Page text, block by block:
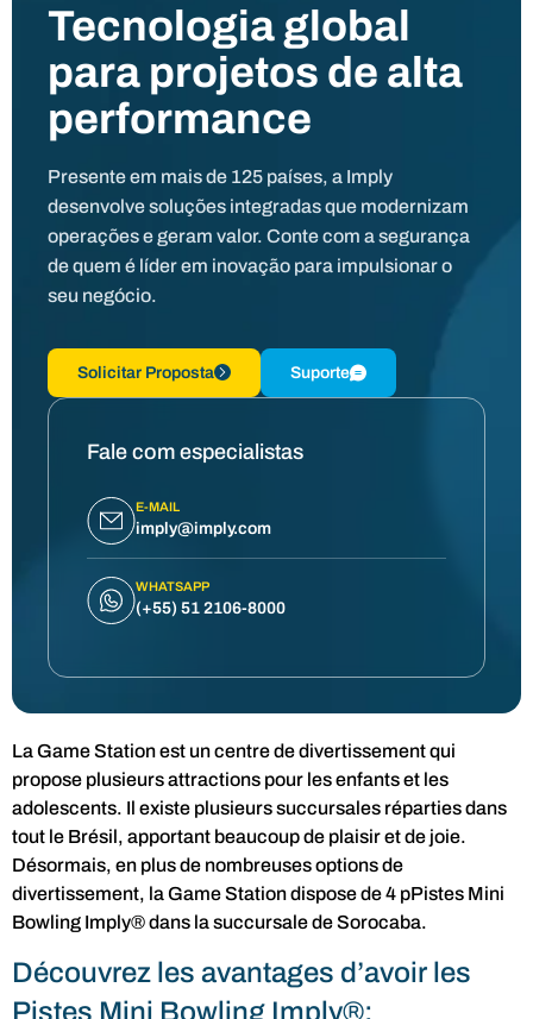
Tecnologia global
para projetos de alta
performance
Presente em mais de 125 países, a Imply
desenvolve soluções integradas que modernizam
operações e geram valor. Conte com a segurança
de quem é líder em inovação para impulsionar o
seu negócio.
Solicitar Proposta Suporte
Fale com especialistas
E-MAIL
imply@imply.com
WHATSAPP
(+55) 51 2106-8000
La Game Station est un centre de divertissement qui
propose plusieurs attractions pour les enfants et les
adolescents. Il existe plusieurs succursales réparties dans
tout le Brésil, apportant beaucoup de plaisir et de joie.
Désormais, en plus de nombreuses options de
divertissement, la Game Station dispose de 4 pPistes Mini
Bowling Imply® dans la succursale de Sorocaba.
Découvrez les avantages d’avoir les
Pistes Mini Bowling Imply®: